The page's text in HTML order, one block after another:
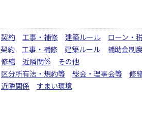
契約 工事・補修 建築ルール ローン・
契約 工事・補修 建築ルール 補助金制
修繕 近隣関係
その他
区分所有法・規約等 総会・理事会等 修
近隣関係
すまい環境